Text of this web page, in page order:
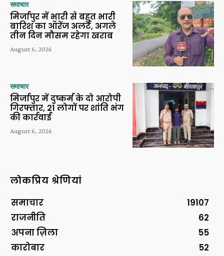
समाचार
मिर्जापुर में भारी से बहुत भारी
बारिश का ऑरेंज अलर्ट, अगले
तीन दिन मौसम रहेगा खराब
August 6, 2026
समाचार
मिर्जापुर में दुष्कर्म के दो आरोपी
गिरफ्तार, 21 लोगों पर शांति भंग
की कार्रवाई
August 6, 2026
लोकप्रिय श्रेणियां
समाचार
19107
राजनीति
62
अपना ज़िला
55
कारोबार
52